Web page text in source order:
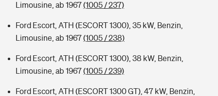
Limousine, ab 1967(1005 / 237)
Ford Escort, ATH (ESCORT 1300), 35 kW, Benzin,
Limousine, ab 1967(1005 / 238)
Ford Escort, ATH (ESCORT 1300), 38 kW, Benzin,
Limousine, ab 1967(1005 / 239)
Ford Escort, ATH (ESCORT 1300 GT), 47 kW, Benzin,